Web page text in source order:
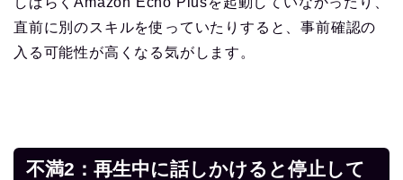
直前に別のスキルを使っていたりすると、事前確認の
入る可能性が高くなる気がします。
不満2：再生中に話しかけると停止して